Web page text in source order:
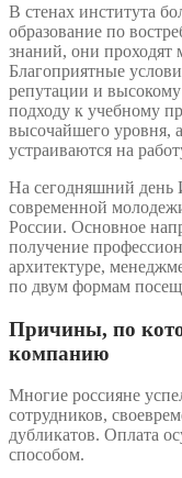
В стенах института
образование по
знаний, они проходят
Благоприятные
репутации и высокому
подходу к учебному
высочайшего уровня,
устраиваются на
На сегодняшний день
современной
России. Основное
получение
архитектуре,
по двум формам
Причины, по
компанию
Многие россияне
сотрудников,
дубликатов. Оплата
способом.